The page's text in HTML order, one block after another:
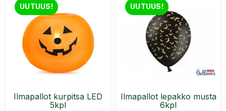
UUTUUS!
Ilmapallot kurpitsa LED
5kpl
UUTUUS!
Ilmapallot lepakko musta
6kpl